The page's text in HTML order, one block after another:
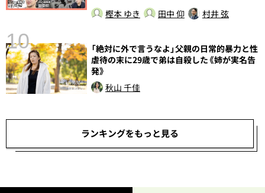
樫本 ゆき 田中 仰 村井 弦
10
「絶対に外で言うなよ」父親の日常的暴力と性
虐待の末に29歳で弟は自殺した《姉が実名告
発》
秋山 千佳
ランキングをもっと見る